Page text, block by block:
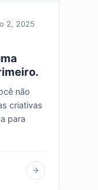
2, 2025
não
criativas
para